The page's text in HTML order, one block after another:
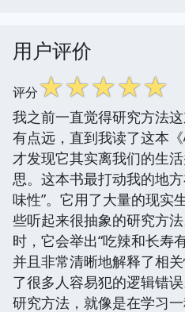
用户评价
评分☆☆☆☆☆
我之前一直觉得研究方法
有点远，直到我读了这本
才发现它其实离我们的生
思。这本书最打动我的地
味性”。它用了大量的现实
些听起来很抽象的研究方
时，它会举出“吃辣和长寿
并且非常清晰地解释了相
了很多人容易犯的逻辑错
研究方法，就像是在学习